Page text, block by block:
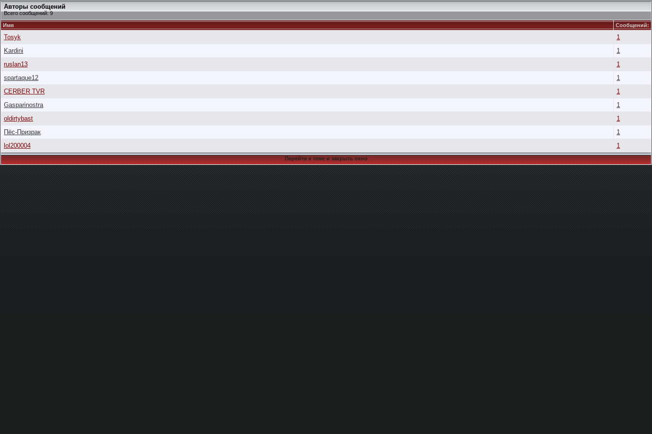
Авторы сообщений
Всего сообщений: 9
Имя Сообщений:
Tosyk
1
Kardini
1
ruslan13
1
spartaque12
1
CERBER TVR
1
Gasparinostra
1
oldirtybast
1
Пёс-Призрак
1
lol200004
1
Перейти к теме и закрыть окно